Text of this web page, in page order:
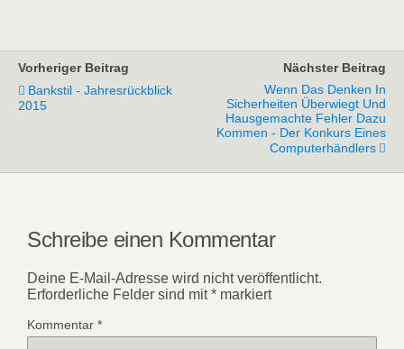
Vorheriger Beitrag
Bankstil - Jahresrückblick
2015
Nächster Beitrag
Wenn Das Denken In
Sicherheiten Überwiegt Und
Hausgemachte Fehler Dazu
Kommen - Der Konkurs Eines
Computerhändlers
Schreibe einen Kommentar
Deine E-Mail-Adresse wird nicht veröffentlicht.
Erforderliche Felder sind mit* markiert
Kommentar *